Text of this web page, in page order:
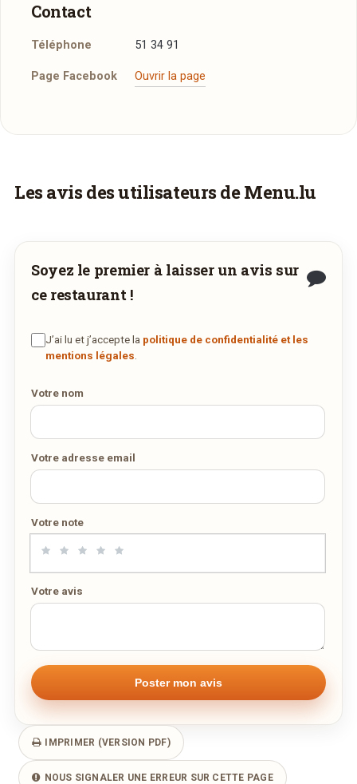
Contact
Téléphone 51 34 91
Page Facebook Ouvrir la page
Faites-vous livrer à domicile
COMMANDER EN LIVRAISON
VIA WWW.WEDELY.COM
Les avis des utilisateurs de Menu.lu
Soyez le premier à laisser un avis sur
ce restaurant !
J’ai lu et j’accepte la politique de confidentialité et les
mentions légales
Votre nom
Votre adresse email
Votre note
Votre avis
IMPRIMER (VERSION PDF)
NOUS SIGNALER UNE ERREUR SUR CETTE PAGE